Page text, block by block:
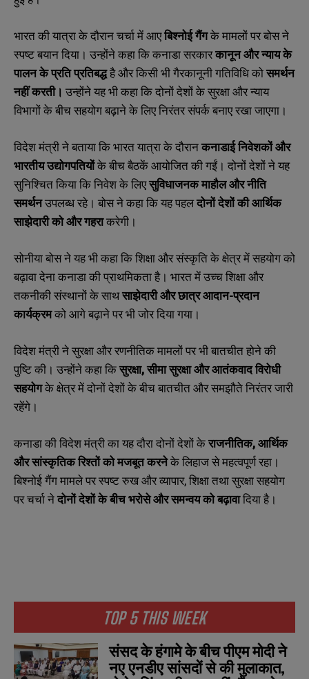
TOP 5 THIS WEEK
संसद के हंगामे के बीच पीएम मोदी ने
नए एनडीए सांसदों से की मुलाकात,
भारत की यात्रा के दौरान चर्चा में आएबिश्नोई गैंगके मामलों पर बोस ने
स्पष्ट बयान दिया। उन्होंने कहा कि कनाडा सरकारकानून और न्याय के
पालन के प्रति प्रतिबद्धहै और किसी भी गैरकानूनी गतिविधि कोसमर्थन
नहीं करती। उन्होंने यह भी कहा कि दोनों देशों के सुरक्षा और न्याय
विभागों के बीच सहयोग बढ़ाने के लिए निरंतर संपर्क बनाए रखा जाएगा।
विदेश मंत्री ने बताया कि भारत यात्रा के दौरानकनाडाई निवेशकों और
भारतीय उद्योगपतियोंके बीच बैठकें आयोजित की गईं। दोनों देशों ने यह
सुनिश्चित किया कि निवेश के लिएसुविधाजनक माहौल और नीति
समर्थनउपलब्ध रहे। बोस ने कहा कि यह पहलदोनों देशों की आर्थिक
साझेदारी को और गहराकरेगी।
सोनीया बोस ने यह भी कहा कि शिक्षा और संस्कृति के क्षेत्र में सहयोग को
बढ़ावा देना कनाडा की प्राथमिकता है। भारत में उच्च शिक्षा और
तकनीकी संस्थानों के साथसाझेदारी और छात्र आदान-प्रदान
कार्यक्रमको आगे बढ़ाने पर भी जोर दिया गया।
विदेश मंत्री ने सुरक्षा और रणनीतिक मामलों पर भी बातचीत होने की
पुष्टि की। उन्होंने कहा किसुरक्षा, सीमा सुरक्षा और आतंकवाद विरोधी
सहयोगके क्षेत्र में दोनों देशों के बीच बातचीत और समझौते निरंतर जारी
रहेंगे।
कनाडा की विदेश मंत्री का यह दौरा दोनों देशों केराजनीतिक, आर्थिक
और सांस्कृतिक रिश्तों को मजबूत करनेके लिहाज से महत्वपूर्ण रहा।
बिश्नोई गैंग मामले पर स्पष्ट रुख और व्यापार, शिक्षा तथा सुरक्षा सहयोग
पर चर्चा नेदोनों देशों के बीच भरोसे और समन्वय को बढ़ावादिया है।